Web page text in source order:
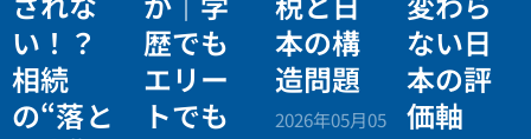
い！？
相続
の“落と
歴でも
エリー
トでも
本の構
造問題
2026年05月05
ない日
本の評
価軸